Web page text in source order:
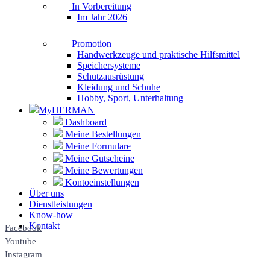
In Vorbereitung
Im Jahr 2026
Promotion
Handwerkzeuge und praktische Hilfsmittel
Speichersysteme
Schutzausrüstung
Kleidung und Schuhe
Hobby, Sport, Unterhaltung
MyHERMAN
Dashboard
Meine Bestellungen
Meine Formulare
Meine Gutscheine
Meine Bewertungen
Kontoeinstellungen
Über uns
Dienstleistungen
Know-how
Kontakt
Facebook
Youtube
Instagram